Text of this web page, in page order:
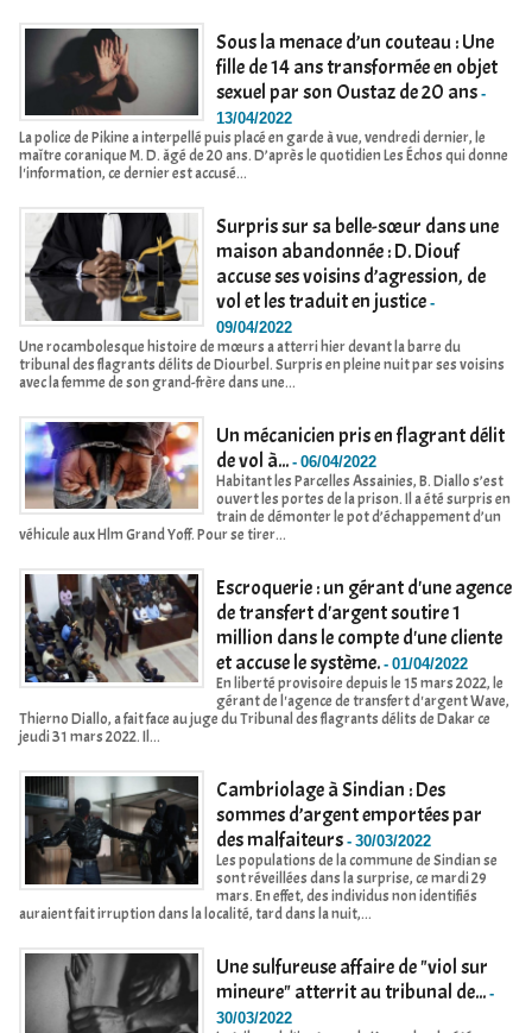
Sous la menace d’un couteau : Une
fille de 14 ans transformée en objet
sexuel par son Oustaz de 20 ans -
13/04/2022
La police de Pikine a interpellé puis placé en garde à vue, vendredi dernier, le
maître coranique M. D. âgé de 20 ans. D’après le quotidien Les Échos qui donne
l'information, ce dernier est accusé...
Surpris sur sa belle-sœur dans une
maison abandonnée : D. Diouf
accuse ses voisins d’agression, de
vol et les traduit en justice -
09/04/2022
Une rocambolesque histoire de mœurs a atterri hier devant la barre du
tribunal des flagrants délits de Diourbel. Surpris en pleine nuit par ses voisins
avec la femme de son grand-frère dans une...
Un mécanicien pris en flagrant délit
de vol à... - 06/04/2022
Habitant les Parcelles Assainies, B. Diallo s’est
ouvert les portes de la prison. Il a été surpris en
train de démonter le pot d’échappement d’un
véhicule aux Hlm Grand Yoff. Pour se tirer...
Escroquerie : un gérant d'une agence
de transfert d'argent soutire 1
million dans le compte d'une cliente
et accuse le système. - 01/04/2022
En liberté provisoire depuis le 15 mars 2022, le
gérant de l'agence de transfert d'argent Wave,
Thierno Diallo, a fait face au juge du Tribunal des flagrants délits de Dakar ce
jeudi 31 mars 2022. Il...
Cambriolage à Sindian : Des
sommes d’argent emportées par
des malfaiteurs - 30/03/2022
Les populations de la commune de Sindian se
sont réveillées dans la surprise, ce mardi 29
mars. En effet, des individus non identifiés
auraient fait irruption dans la localité, tard dans la nuit,...
Une sulfureuse affaire de "viol sur
mineure" atterrit au tribunal de... -
30/03/2022